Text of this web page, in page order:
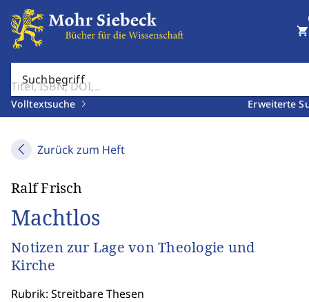
Suchbegriff
Volltextsuche Erweiterte
shopping_cart
Zurück zum Heft
Ralf Frisch
Machtlos
Notizen zur Lage von Theologie und
Kirche
Rubrik: Streitbare Thesen